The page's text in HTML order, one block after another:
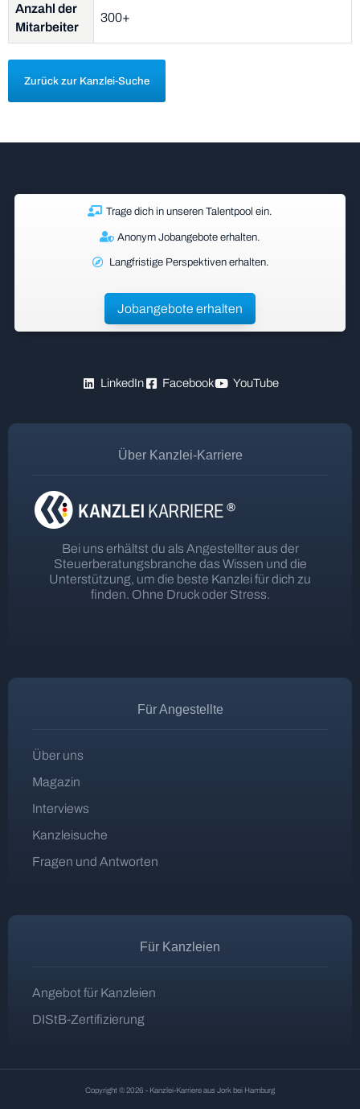
Anzahl der
Mitarbeiter
300+
Zurück zur Kanzlei-Suche
Trage dich in unseren Talentpool ein.
Anonym Jobangebote erhalten.
Langfristige Perspektiven erhalten.
Jobangebote erhalten
LinkedIn Facebook YouTube
Über Kanzlei-Karriere
Bei uns erhältst du als Angestellter aus der
Steuerberatungsbranche das Wissen und die
Unterstützung, um die beste Kanzlei für dich zu
finden. Ohne Druck oder Stress.
Für Angestellte
Über uns
Magazin
Interviews
Kanzleisuche
Fragen und Antworten
Für Kanzleien
Angebot für Kanzleien
DIStB-Zertifizierung
Copyright © 2026 - Kanzlei-Karriere aus Jork bei Hamburg